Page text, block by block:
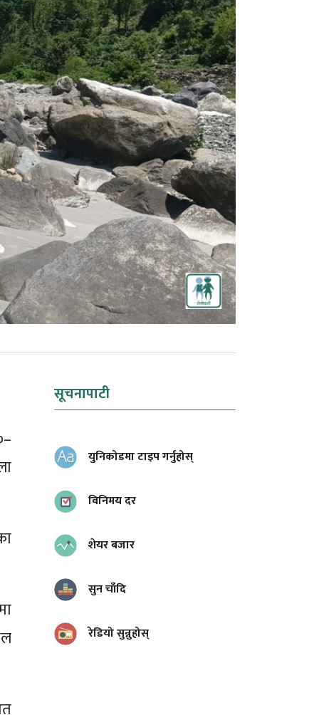
सूचनापाटी
युनिकोडमा टाइप गर्नुहोस्
विनिमय दर
शेयर बजार
सुन चाँदि
रेडियो सुन्नुहोस्